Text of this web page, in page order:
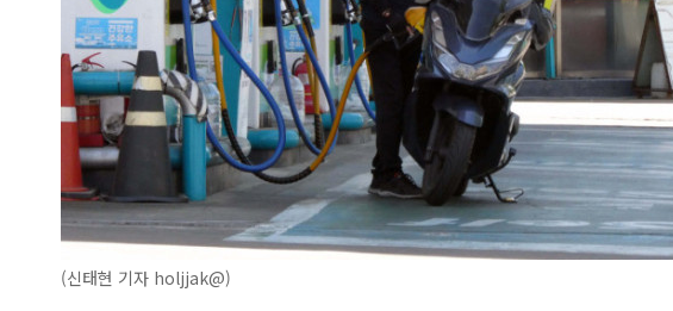
(신태현 기자 holjjak@)